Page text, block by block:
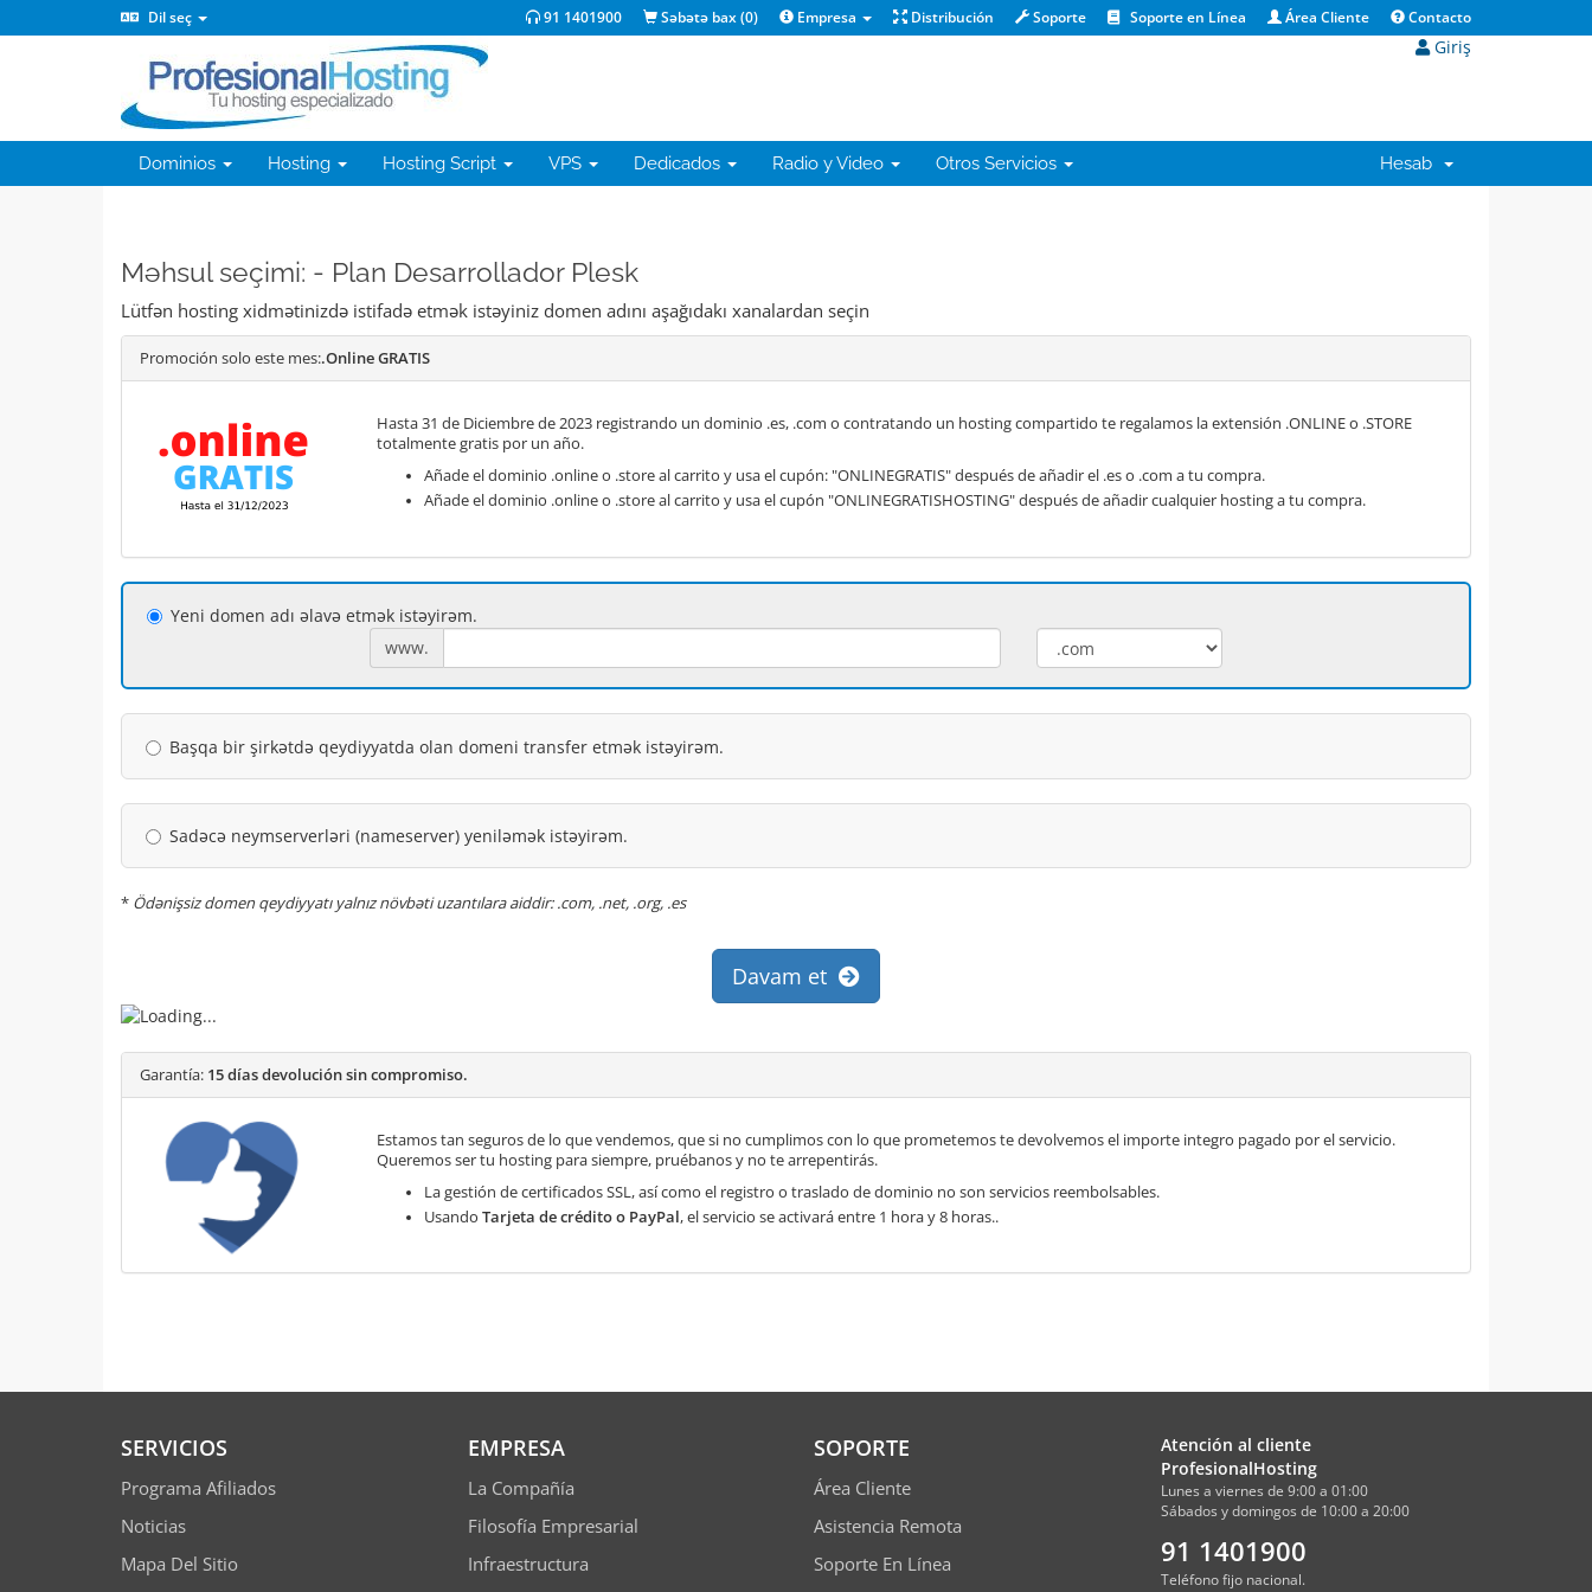
Dil seç 91 1401900 Səbətə bax (0) Empresa Distribución Soporte Soporte en Línea Área Cliente Contacto
Giriş
Dominios Hosting Hosting Script VPS Dedicados Radio y Video Otros Servicios Hesab
Məhsul seçimi: - Plan Desarrollador Plesk
Lütfən hosting xidmətinizdə istifadə etmək istəyiniz domen adını aşağıdakı xanalardan seçin
Promoción solo este mes:.Online GRATIS
Hasta 31 de Diciembre de 2023 registrando un dominio .es, .com o contratando un hosting compartido te regalamos la extensión .ONLINE o .STORE
totalmente gratis por un año.
Añade el dominio .online o .store al carrito y usa el cupón: "ONLINEGRATIS" después de añadir el .es o .com a tu compra.
Añade el dominio .online o .store al carrito y usa el cupón "ONLINEGRATISHOSTING" después de añadir cualquier hosting a tu compra.
Yeni domen adı əlavə etmək istəyirəm.
www.
Başqa bir şirkətdə qeydiyyatda olan domeni transfer etmək istəyirəm.
Sadəcə neymserverləri (nameserver) yeniləmək istəyirəm.
* Ödənişsiz domen qeydiyyatı yalnız növbəti uzantılara aiddir: .com, .net, .org, .es
Davam et
Garantía: 15 días devolución sin compromiso.
Estamos tan seguros de lo que vendemos, que si no cumplimos con lo que prometemos te devolvemos el importe integro pagado por el servicio.
Queremos ser tu hosting para siempre, pruébanos y no te arrepentirás.
La gestión de certificados SSL, así como el registro o traslado de dominio no son servicios reembolsables.
Usando Tarjeta de crédito o PayPal, el servicio se activará entre 1 hora y 8 horas..
SERVICIOS
Programa Afiliados
Noticias
Mapa Del Sitio
EMPRESA
La Compañía
Filosofía Empresarial
Infraestructura
SOPORTE
Área Cliente
Asistencia Remota
Soporte En Línea
Atención al cliente
ProfesionalHosting
Lunes a viernes de 9:00 a 01:00
Sábados y domingos de 10:00 a 20:00
91 1401900
Teléfono fijo nacional.